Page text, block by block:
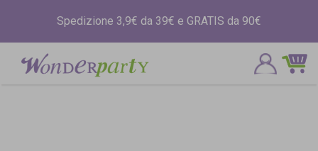
Spedizione 3,9€ da 39€ e GRATIS da 90€